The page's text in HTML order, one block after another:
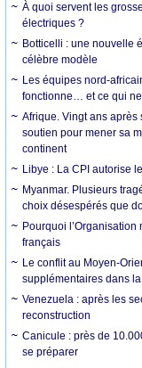
À quoi servent les
électriques ?
Botticelli : une nouvelle
célèbre modèle
Les équipes nord-
fonctionne… et ce qui
Afrique. Vingt ans
soutien pour mener sa
continent
Libye : La CPI autorise
Myanmar. Plusieurs
choix désespérés que
Pourquoi
français
Le conflit au Moyen-
supplémentaires dans
Venezuela : après les
reconstruction
Canicule : près de
se préparer